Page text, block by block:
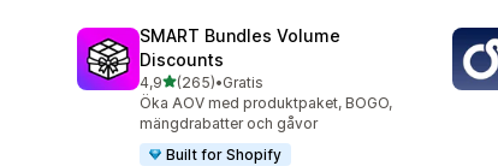
SMART Bundles Volume
Discounts
4,9av 5 stjärnor
(265)
265 recensioner totalt
•Gratis
Öka AOV med produktpaket, BOGO,
mängdrabatter och gåvor
Built for Shopify